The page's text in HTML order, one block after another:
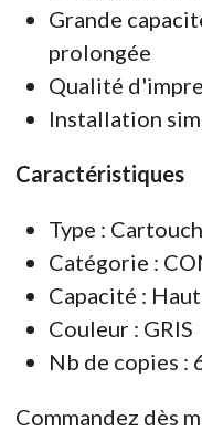
Grande
prolongée
Qualité
Installation
Caractéristiques
Type :
Catégorie :
Capacité :
Couleur : GRIS
Nb de copies :
Commandez dès